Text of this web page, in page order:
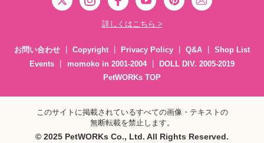
詳しくはこちら >
お問い合わせ Copyright Privacy Policy Q&A
Shop List
Events
momoko in 2001-2004
DOLL DIV. 2005-2019
PetWORKs TOP
このサイトに掲載されているすべての画像・テキストの
無断転載を禁止します。
© 2025 PetWORKs Co., Ltd. All Rights Reserved.